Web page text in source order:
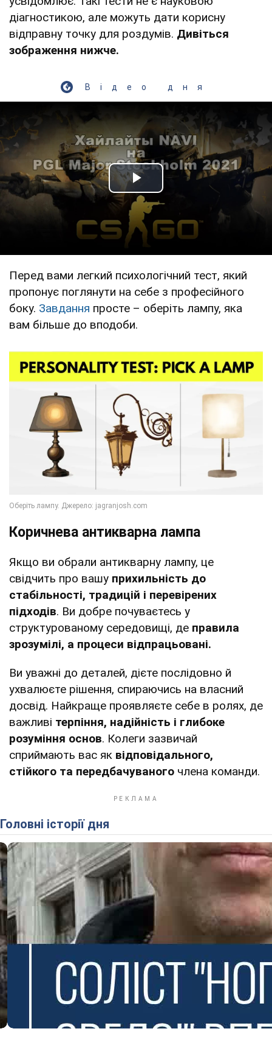
діагностикою, але можуть дати корисну
відправну точку для роздумів. Дивіться
зображення нижче.
Відео дня
Play Video
Перед вами легкий психологічний тест, який
пропонує поглянути на себе з професійного
боку. Завдання просте – оберіть лампу, яка
вам більше до вподоби.
Коричнева антикварна лампа
Якщо ви обрали антикварну лампу, це
свідчить про вашу прихильність до
стабільності, традицій і перевірених
підходів. Ви добре почуваєтесь у
структурованому середовищі, де правила
зрозумілі, а процеси відпрацьовані.
Ви уважні до деталей, дієте послідовно й
ухвалюєте рішення, спираючись на власний
досвід. Найкраще проявляєте себе в ролях, де
важливі терпіння, надійність і глибоке
розуміння основ. Колеги зазвичай
сприймають вас як відповідального,
стійкого та передбачуваного члена команди.
Головні історії дня